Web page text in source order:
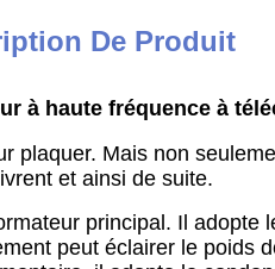
De Produit
à haute fréquence à
plaquer. Mais non
et ainsi de suite.
principal. Il adopte
peut éclairer le poids